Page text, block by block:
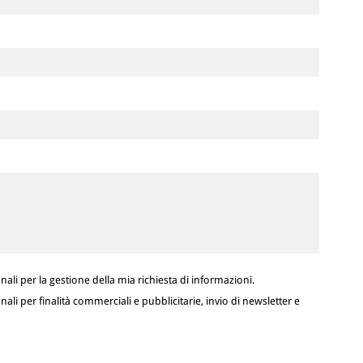
per la gestione della mia richiesta di informazioni.
per finalità commerciali e pubblicitarie, invio di newsletter e